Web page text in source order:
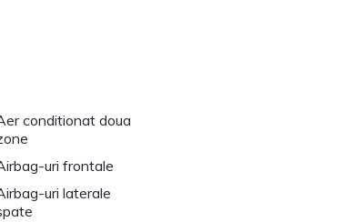
conditionat doua
uri frontale
uri laterale